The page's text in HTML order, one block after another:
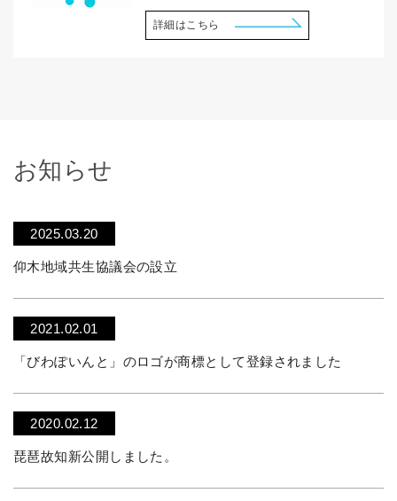
詳細はこちら
お知らせ
2025.03.20
仰木地域共生協議会の設立
2021.02.01
「びわぽいんと」のロゴが商標として登録されました
2020.02.12
琵琶故知新公開しました。